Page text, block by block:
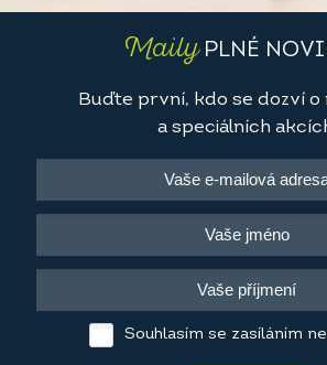
MailyPLNÉ
Buďte první, kdo se dozví o
a speciálních
Souhlasím se zasíláním